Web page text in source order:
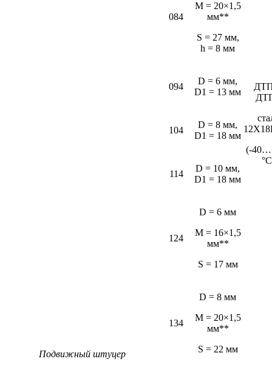
(-
084
M = 20×1,5
мм**
S = 27 мм,
h = 8 мм
094
D = 6 мм,
D1 = 13 мм
104
D = 8 мм,
D1 = 18 мм
114
D = 10 мм,
D1 = 18 мм
Подвижный штуцер
124
D = 6 мм
M = 16×1,5
мм**
S = 17 мм
134
D = 8 мм
M = 20×1,5
мм**
S = 22 мм